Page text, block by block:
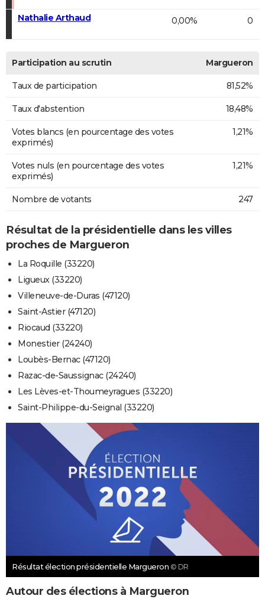
Nathalie Arthaud 0,00% 0
Participation au scrutin Margueron
Taux de participation 81,52%
Taux d'abstention 18,48%
Votes blancs (en pourcentage des votes
exprimés)
1,21%
Votes nuls (en pourcentage des votes
exprimés)
1,21%
Nombre de votants 247
Résultat de la présidentielle dans les villes
proches de Margueron
La Roquille (33220)
Ligueux (33220)
Villeneuve-de-Duras (47120)
Saint-Astier (47120)
Riocaud (33220)
Monestier (24240)
Loubès-Bernac (47120)
Razac-de-Saussignac (24240)
Les Lèves-et-Thoumeyragues (33220)
Saint-Philippe-du-Seignal (33220)
Résultat élection présidentielle Margueron © DR
Autour des élections à Margueron